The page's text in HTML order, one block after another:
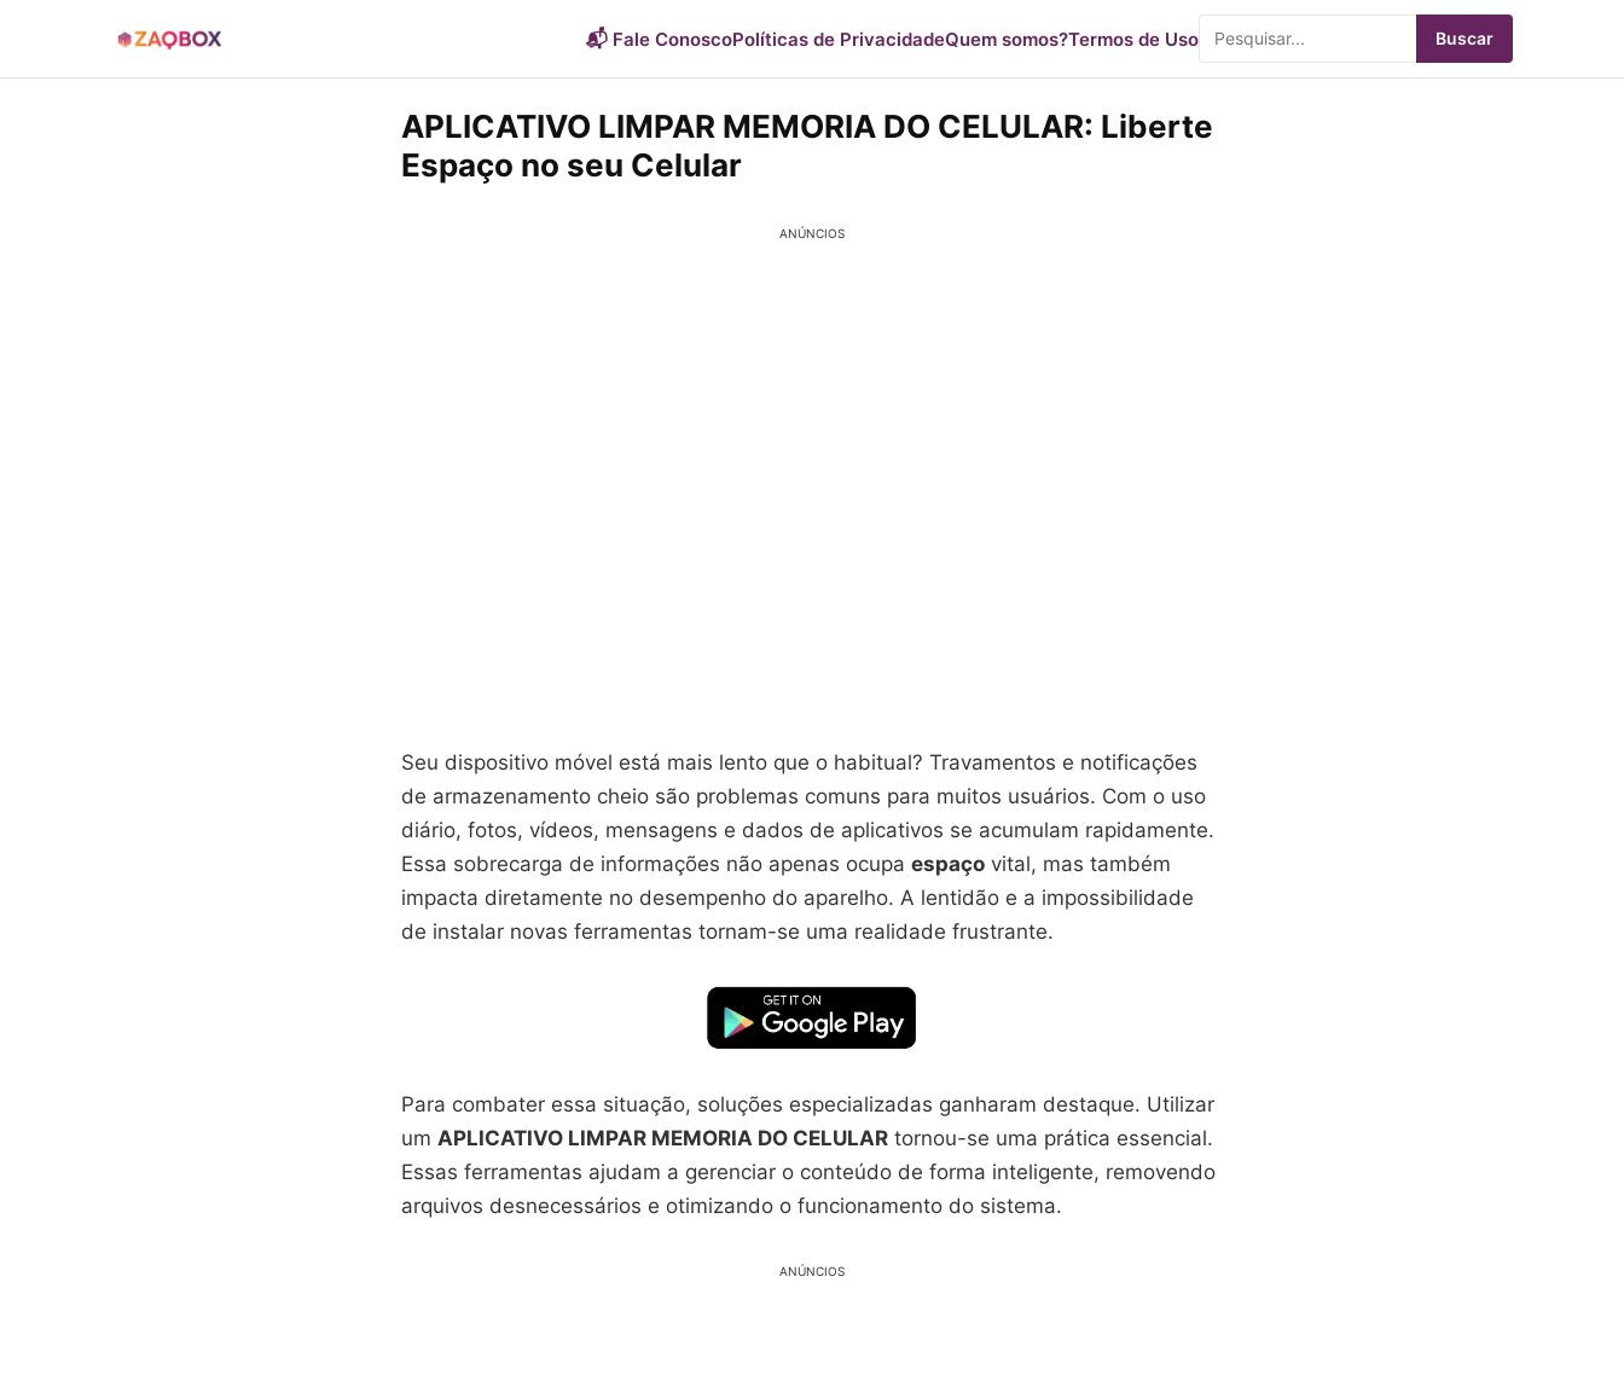
📬 Fale ConoscoPolíticas de PrivacidadeQuem somos?Termos de Uso Buscar
APLICATIVO LIMPAR MEMORIA DO CELULAR: Liberte
Espaço no seu Celular
ANÚNCIOS
Seu dispositivo móvel está mais lento que o habitual? Travamentos e notificações
de armazenamento cheio são problemas comuns para muitos usuários. Com o uso
diário, fotos, vídeos, mensagens e dados de aplicativos se acumulam rapidamente.
Essa sobrecarga de informações não apenas ocupa espaço vital, mas também
impacta diretamente no desempenho do aparelho. A lentidão e a impossibilidade
de instalar novas ferramentas tornam-se uma realidade frustrante.
Para combater essa situação, soluções especializadas ganharam destaque. Utilizar
um APLICATIVO LIMPAR MEMORIA DO CELULAR tornou-se uma prática essencial.
Essas ferramentas ajudam a gerenciar o conteúdo de forma inteligente, removendo
arquivos desnecessários e otimizando o funcionamento do sistema.
ANÚNCIOS